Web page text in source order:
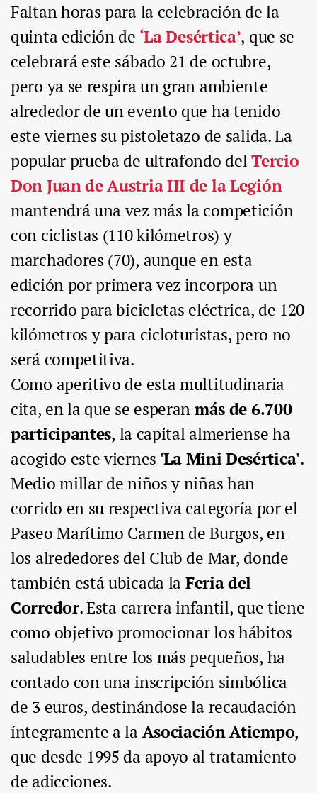
Faltan horas para la celebración de la
quinta edición de ‘La Desértica’, que se
celebrará este sábado 21 de octubre,
pero ya se respira un gran ambiente
alrededor de un evento que ha tenido
este viernes su pistoletazo de salida. La
popular prueba de ultrafondo delTercio
Don Juan de Austria III de la Legión
mantendrá una vez más la competición
con ciclistas (110 kilómetros) y
marchadores (70), aunque en esta
edición por primera vez incorpora un
recorrido para bicicletas eléctrica, de 120
kilómetros y para cicloturistas, pero no
será competitiva.
Como aperitivo de esta multitudinaria
cita, en la que se esperanmás de 6.700
participantes, la capital almeriense ha
acogido este viernes 'La Mini Desértica'.
Medio millar de niños y niñas han
corrido en su respectiva categoría por el
Paseo Marítimo Carmen de Burgos, en
los alrededores del Club de Mar, donde
también está ubicada la Feria del
Corredor. Esta carrera infantil, que tiene
como objetivo promocionar los hábitos
saludables entre los más pequeños, ha
contado con una inscripción simbólica
de 3 euros, destinándose la recaudación
íntegramente a la Asociación Atiempo,
que desde 1995 da apoyo al tratamiento
de adicciones.